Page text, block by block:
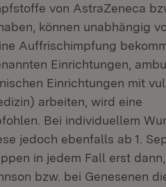
von AstraZeneca
können unabhängig
Auffrischimpfung
Einrichtungen,
Einrichtungen mit
arbeiten, wird eine
Bei individuellem
jedoch ebenfalls ab 1.
in jedem Fall erst
bzw. bei Genesenen